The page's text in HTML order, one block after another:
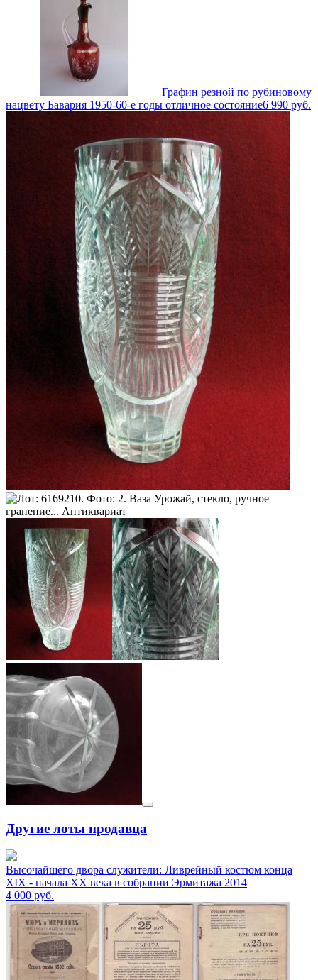
Графин резной по рубиновому
нацвету Бавария 1950-60-е годы отличное состояние6 990 руб.
Другие лоты продавца
Высочайшего двора служители: Ливрейный костюм конца
XIX - начала XX века в собрании Эрмитажа 2014
4 000 руб.